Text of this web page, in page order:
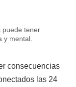
puede tener
y mental.
consecuencias
las 24